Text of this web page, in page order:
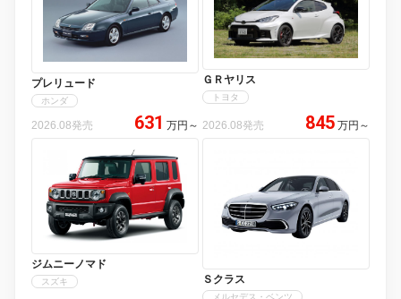
プレリュード
ホンダ
2026.08発売 631 万円 ～
ＧＲヤリス
トヨタ
2026.08発売 845 万円 ～
ジムニーノマド
スズキ Ｓクラス
メルセデス・ベンツ